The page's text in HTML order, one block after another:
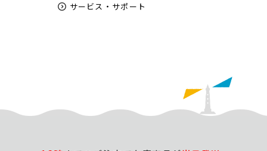
サービス・サポート